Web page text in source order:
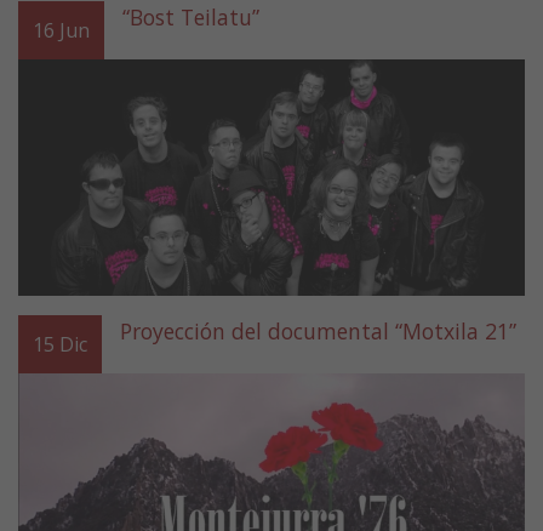
16 Jun “Bost Teilatu”
15 Dic Proyección del documental “Motxila 21”